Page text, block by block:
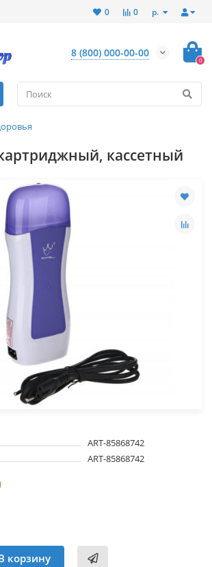
р.
0
0
8 (800) 000-00-00
0
кассетный
ART-85868742
ART-85868742
корзину